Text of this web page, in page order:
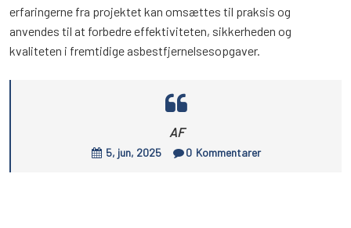
erfaringerne fra projektet kan omsættes til praksis og
anvendes til at forbedre effektiviteten, sikkerheden og
kvaliteten i fremtidige asbestfjernelsesopgaver.
AF
5, jun, 2025 0 Kommentarer